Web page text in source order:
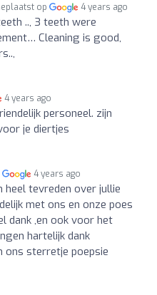
op 4 years ago
.., 3 teeth were
Cleaning is good,
4 years ago
personeel. zijn
je diertjes
4 years ago
heel tevreden over jullie
met ons en onze poes
dank ,en ook voor het
hartelijk dank
ons sterretje poepsie